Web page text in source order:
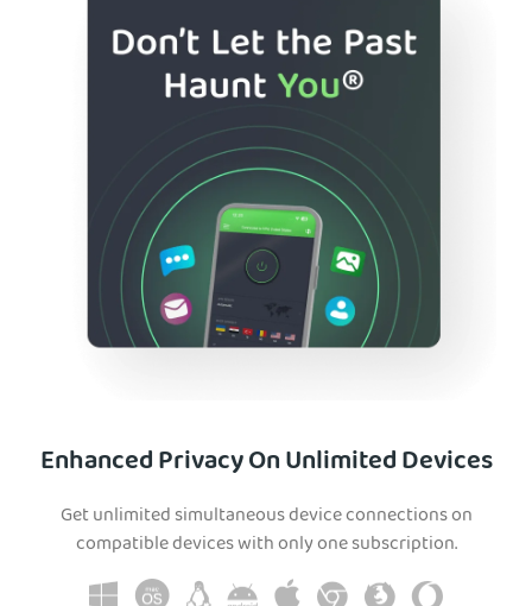
Enhanced Privacy On Unlimited Devices
Get unlimited simultaneous device connections on
compatible devices with only one subscription.